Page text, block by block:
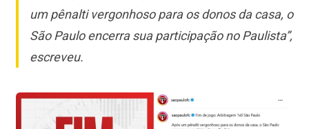
um pênalti vergonhoso para os donos da casa, o
São Paulo encerra sua participação no Paulista”,
escreveu.